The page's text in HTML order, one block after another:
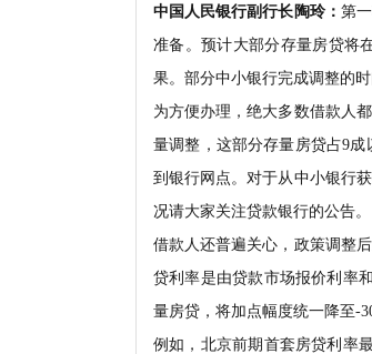
中国人民银行副行长陶玲： 第
准备。预计大部分存量房贷将
果。部分中小银行完成调整的
为方便办理，绝大多数借款人
量调整，这部分存量房贷占9
到银行网点。对于从中小银行
况请大家关注贷款银行的公告。
借款人还普遍关心，政策调整
贷利率是由贷款市场报价利率
量房贷，将加点幅度统一降至-
例如，北京前期首套房贷利率